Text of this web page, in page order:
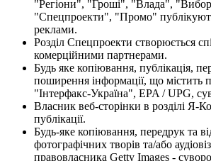
"Регіони", "Гроші", "Влада",
"Спецпроекти", "Промо"
реклами.
Розділ Спецпроекти створюється
комерційними партнерами.
Будь яке копіювання, публікація,
поширення інформації, що містить
"Інтерфакс-Україна", EPA / UPG,
Власник веб-сторінки в розділі Я-
публікації.
Будь-яке копіювання, передрук та
фотографічних творів та/або
правовласника Getty Images -